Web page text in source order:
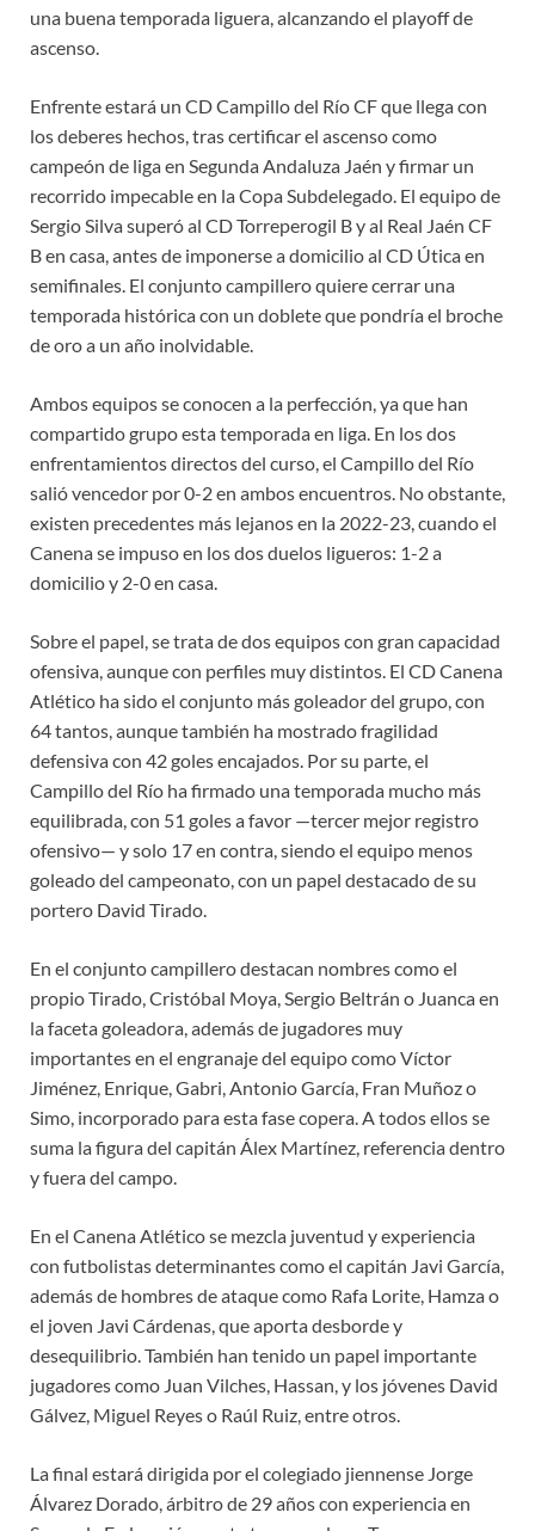
una buena temporada liguera, alcanzando el playoff de
ascenso.
Enfrente estará un CD Campillo del Río CF que llega con
los deberes hechos, tras certificar el ascenso como
campeón de liga en Segunda Andaluza Jaén y firmar un
recorrido impecable en la Copa Subdelegado. El equipo de
Sergio Silva superó al CD Torreperogil B y al Real Jaén CF
B en casa, antes de imponerse a domicilio al CD Útica en
semifinales. El conjunto campillero quiere cerrar una
temporada histórica con un doblete que pondría el broche
de oro a un año inolvidable.
Ambos equipos se conocen a la perfección, ya que han
compartido grupo esta temporada en liga. En los dos
enfrentamientos directos del curso, el Campillo del Río
salió vencedor por 0-2 en ambos encuentros. No obstante,
existen precedentes más lejanos en la 2022-23, cuando el
Canena se impuso en los dos duelos ligueros: 1-2 a
domicilio y 2-0 en casa.
Sobre el papel, se trata de dos equipos con gran capacidad
ofensiva, aunque con perfiles muy distintos. El CD Canena
Atlético ha sido el conjunto más goleador del grupo, con
64 tantos, aunque también ha mostrado fragilidad
defensiva con 42 goles encajados. Por su parte, el
Campillo del Río ha firmado una temporada mucho más
equilibrada, con 51 goles a favor —tercer mejor registro
ofensivo— y solo 17 en contra, siendo el equipo menos
goleado del campeonato, con un papel destacado de su
portero David Tirado.
En el conjunto campillero destacan nombres como el
propio Tirado, Cristóbal Moya, Sergio Beltrán o Juanca en
la faceta goleadora, además de jugadores muy
importantes en el engranaje del equipo como Víctor
Jiménez, Enrique, Gabri, Antonio García, Fran Muñoz o
Simo, incorporado para esta fase copera. A todos ellos se
suma la figura del capitán Álex Martínez, referencia dentro
y fuera del campo.
En el Canena Atlético se mezcla juventud y experiencia
con futbolistas determinantes como el capitán Javi García,
además de hombres de ataque como Rafa Lorite, Hamza o
el joven Javi Cárdenas, que aporta desborde y
desequilibrio. También han tenido un papel importante
jugadores como Juan Vilches, Hassan, y los jóvenes David
Gálvez, Miguel Reyes o Raúl Ruiz, entre otros.
La final estará dirigida por el colegiado jiennense Jorge
Álvarez Dorado, árbitro de 29 años con experiencia en